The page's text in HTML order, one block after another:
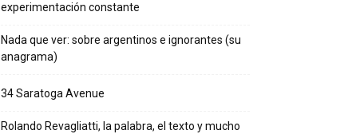
experimentación constante
Nada que ver: sobre argentinos e ignorantes (su
anagrama)
34 Saratoga Avenue
Rolando Revagliatti, la palabra, el texto y mucho